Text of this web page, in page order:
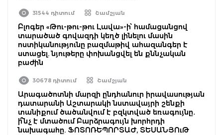
31544 դիտում Շամշյան
Բլոգեր «Թու-թու-թու Լավա»-ի՝ համացանցով
տարածած գովազդի կեղծ լինելու մասին
ոստիկանությունը բազմաթիվ ահազանգեր է
ստացել. նյութերը փոխանցվել են քննչական
բաժին
30678 դիտում Շամշյան
Արագածոտնի մարզի ընդհանուր իրավասության
դատարանի Աշտարակի նստավայրի շենքի
տանիքում ծածանվում է բզկտված եռագույնը․
ի՞նչ է մտածում Բարձրագույն խորհրդի
նախագահը. ՖՈՏՈՌԵՊՈՐՏԱԺ, ՏԵՍԱՆՅՈւԹ